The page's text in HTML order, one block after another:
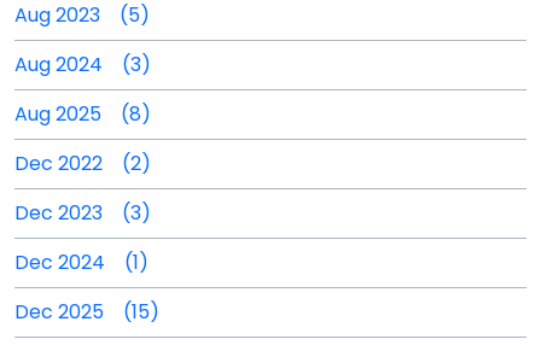
Aug 2023 (5)
Aug 2024 (3)
Aug 2025 (8)
Dec 2022 (2)
Dec 2023 (3)
Dec 2024 (1)
Dec 2025 (15)